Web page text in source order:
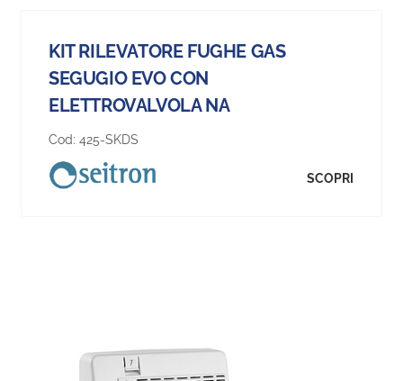
KIT RILEVATORE FUGHE GAS
SEGUGIO EVO CON
ELETTROVALVOLA NA
Cod: 425-SKDS
SCOPRI